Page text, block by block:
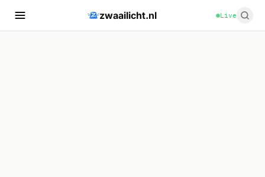
zwaailicht.nl Live